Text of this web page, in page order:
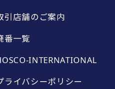
引店舗のご案内
番一覧
INTERNATIONAL
ライバシーポリシー